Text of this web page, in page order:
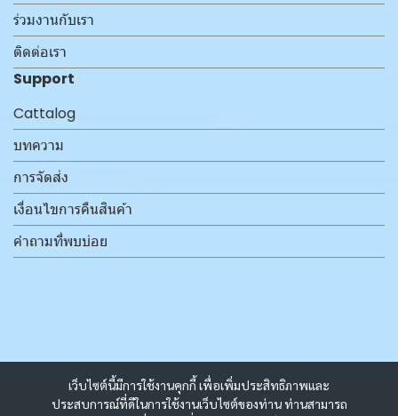
เว็บไซต์นี้มีการใช้งานคุกกี้ เพื่อเพิ่มประสิทธิภาพและ
ประสบการณ์ที่ดีในการใช้งานเว็บไซต์ของท่าน ท่านสามารถ
ร่วมงานกับเรา
ติดต่อเรา
Support
Cattalog
บทความ
การจัดส่ง
เงื่อนไขการคืนสินค้า
คำถามที่พบบ่อย